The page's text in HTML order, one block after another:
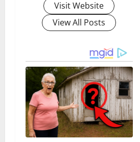
Visit Website
View All Posts